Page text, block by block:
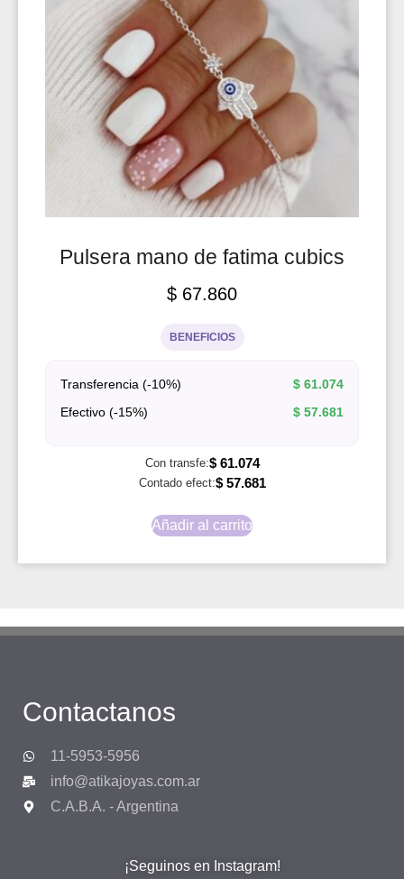
Pulsera mano de fatima cubics
$ 67.860
BENEFICIOS
Transferencia (-10%) $ 61.074
Efectivo (-15%)
$ 57.681
Con transfe:$61.074
Contado efect:$57.681
Añadir al carrito
Contactanos
11-5953-5956
info@atikajoyas.com.ar
C.A.B.A. - Argentina
¡Seguinos en Instagram!